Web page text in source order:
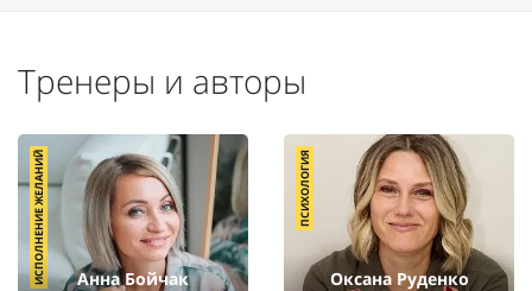
Тренеры и авторы
Анна Бойчак
ИСПОЛНЕНИЕ ЖЕЛАНИЙ Оксана Руденко
ПСИХОЛОГИЯ